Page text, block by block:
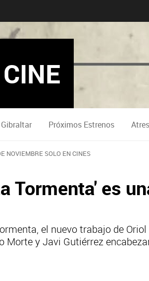
Próximos Estrenos
NOVIEMBRE SOLO EN CINES
Tormenta' es
el nuevo trabajo de
y Javi Gutiérrez